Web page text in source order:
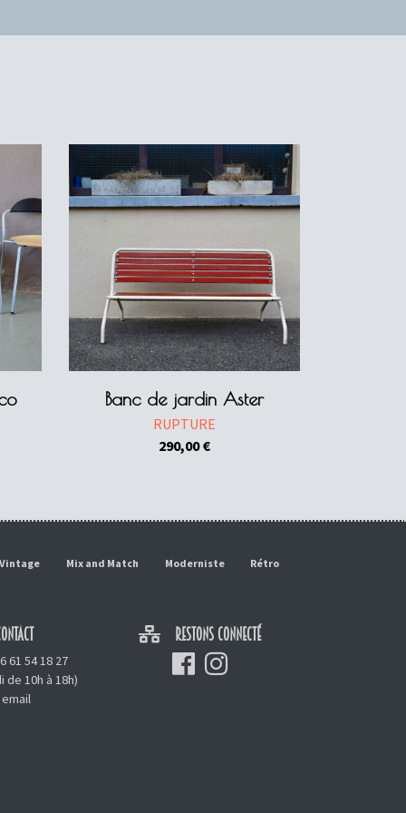
Banc de jardin Aster
RUPTURE
290,00€
Mix and Match Moderniste Rétro
61 54 18 27
de 10h à 18h)
RESTONS CONNECTÉ